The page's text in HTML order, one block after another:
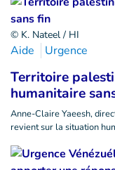
© K. Nateel / HI
Aide Urgence
Territoire
humanitaire
Anne-Claire Yaeesh,
revient sur la situation